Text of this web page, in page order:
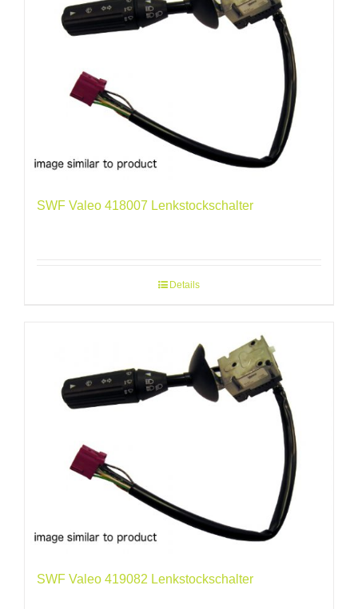
SWF Valeo 418007 Lenkstockschalter
Details
SWF Valeo 419082 Lenkstockschalter